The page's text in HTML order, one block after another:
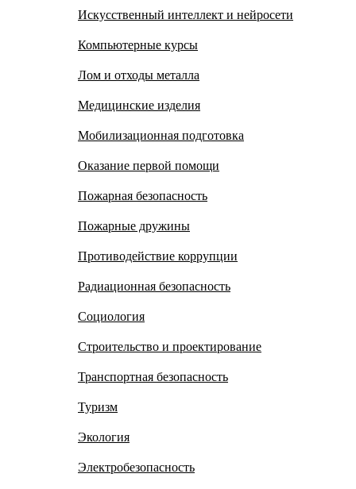
Искусственный интеллект и нейросети
Компьютерные курсы
Лом и отходы металла
Медицинские изделия
Мобилизационная подготовка
Оказание первой помощи
Пожарная безопасность
Пожарные дружины
Противодействие коррупции
Радиационная безопасность
Социология
Строительство и проектирование
Транспортная безопасность
Туризм
Экология
Электробезопасность